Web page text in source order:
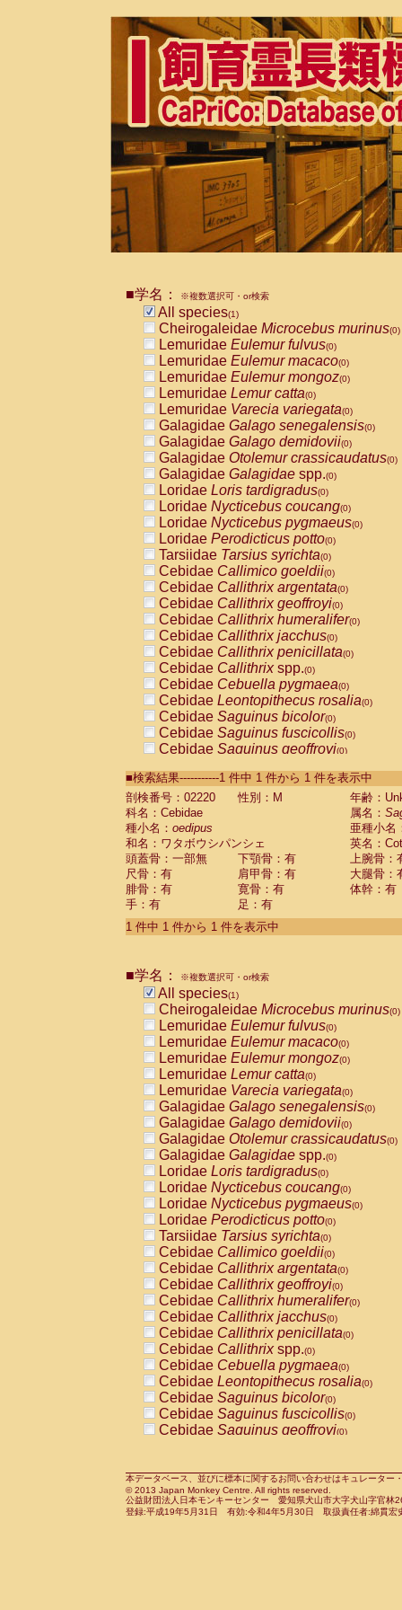
■学名： ※複数選択可・or検索
All species(1)
Cheirogaleidae Microcebus murinus(0)
Lemuridae Eulemur fulvus(0)
Lemuridae Eulemur macaco(0)
Lemuridae Eulemur mongoz(0)
Lemuridae Lemur catta(0)
Lemuridae Varecia variegata(0)
Galagidae Galago senegalensis(0)
Galagidae Galago demidovii(0)
Galagidae Otolemur crassicaudatus(0)
Galagidae Galagidae spp.(0)
Loridae Loris tardigradus(0)
Loridae Nycticebus coucang(0)
Loridae Nycticebus pygmaeus(0)
Loridae Perodicticus potto(0)
Tarsiidae Tarsius syrichta(0)
Cebidae Callimico goeldii(0)
Cebidae Callithrix argentata(0)
Cebidae Callithrix geoffroyi(0)
Cebidae Callithrix humeralifer(0)
Cebidae Callithrix jacchus(0)
Cebidae Callithrix penicillata(0)
Cebidae Callithrixspp.(0)
Cebidae Cebuella pygmaea(0)
Cebidae Leontopithecus rosalia(0)
Cebidae Saguinus bicolor(0)
Cebidae Saguinus fuscicollis(0)
Cebidae Saguinus geoffroyi(0)
CebidaeSaguinus labiatus(0)
Cebidae Saguinus leucopus (0)
Cebidae
Cebidae
CebidaeSaguinus nigricollis (0)
Cebidae Saguinus oedipus
Cebidae Saguinus weddelli
Cebidae Saguinusspp.
Cebidae Aotus trivirgatus
Cebidae Cebus albifrons
CebidaeCebus nigrivittatus
CebidaeCebus
CebidaeSaimiri boliviensis(0)
CebidaeSaimiri sciureus(0)
AtelidaeAlouatta caraya(0)
AtelidaeAlouatta fusca(0)
AtelidaeAlouatta seniculus
AtelidaeAlouattaspp.(0)
AtelidaeAteles belzebuth(0)
AtelidaeAteles geoffroyi(0)
AtelidaeAteles paniscus(0)
AtelidaeAtelesspp.(0)
Atelidae Lagothrix lagothricha
AtelidaeLagothrix lagothricha cana
PitheciidaeCacajao calvus
PitheciidaeCallicebus cupreus
PitheciidaeCallicebus donacophilus
PitheciidaeCallicebus moloch
PitheciidaeCallicebus torquatus
PitheciidaeCallicebusspp.(0)
PitheciidaeChiropotes satanas(0)
PitheciidaePithecia monachus
PitheciidaePithecia pithecia(0)
CercopithecidaeCercocebus agilis
CercopithecidaeCercocebus
CercopithecidaeCercocebus
CercopithecidaeCercocebus
CercopithecidaeCercocebus
CercopithecidaeCercocebushybrid
CercopithecidaePapio anubis(0)
CercopithecidaePapio cynocephalus
CercopithecidaePapio hamadryas(0)
■検索結果-----------1 件中 1 件から 1 件を表示中
剖検番号：02220
性別：M
年齢：
科名：Cebidae
属名：
種小名： oedipus
亜種小名
和名：ワタボウシパンシェ
英名：
頭蓋骨：一部無
下顎骨：有
上腕骨：
尺骨：有
肩甲骨：有
大腿骨：
腓骨：有
寛骨：有
体幹：有
手：有
足：有
1 件中 1 件から 1 件を表示中
■学名： ※複数選択可・or検索
All species(1)
Cheirogaleidae Microcebus murinus(0)
Lemuridae Eulemur fulvus(0)
Lemuridae Eulemur macaco(0)
Lemuridae Eulemur mongoz(0)
Lemuridae Lemur catta(0)
Lemuridae Varecia variegata(0)
Galagidae Galago senegalensis(0)
Galagidae Galago demidovii(0)
Galagidae Otolemur crassicaudatus(0)
Galagidae Galagidae spp.(0)
Loridae Loris tardigradus(0)
Loridae Nycticebus coucang(0)
Loridae Nycticebus pygmaeus(0)
Loridae Perodicticus potto(0)
Tarsiidae Tarsius syrichta(0)
Cebidae Callimico goeldii(0)
Cebidae Callithrix argentata(0)
Cebidae Callithrix geoffroyi(0)
Cebidae Callithrix humeralifer(0)
Cebidae Callithrix jacchus(0)
Cebidae Callithrix penicillata(0)
Cebidae Callithrixspp.(0)
Cebidae Cebuella pygmaea(0)
Cebidae Leontopithecus rosalia(0)
Cebidae Saguinus bicolor(0)
Cebidae Saguinus fuscicollis(0)
Cebidae Saguinus geoffroyi(0)
CebidaeSaguinus leucopus(0)
CebidaeSaguinus midas(0)
Cebidae Saguinus mystax(0)
本データベース、並びに標本に関するお問い合わせはキュレータ
© 2013 Japan Monkey Centre. All rights reserved.
公益財団法人日本モンキーセンター 愛知県犬山市大字犬山字官
登録:平成19年5月31日 有効:令和4年5月30日 取扱責任者:綿貫宏